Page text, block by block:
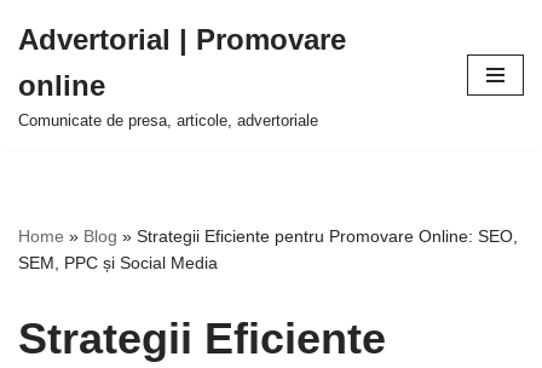
la
conținut
Advertorial | Promovare
online
Comunicate de presa, articole, advertoriale
Home » Blog » Strategii Eficiente pentru Promovare Online: SEO,
SEM, PPC și Social Media
Strategii Eficiente